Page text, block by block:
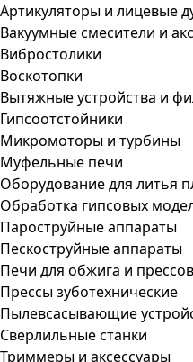
Артикуляторы и лицевые
Вакуумные смесители и
Вибростолики
Воскотопки
Вытяжные устройства и
Гипсоотстойники
Микромоторы и турбины
Муфельные печи
Оборудование для литья
Обработка гипсовых
Пароструйные аппараты
Пескоструйные аппараты
Печи для обжига и
Прессы зуботехнические
Пылевсасывающие
Сверлильные станки
Триммеры и аксессуары